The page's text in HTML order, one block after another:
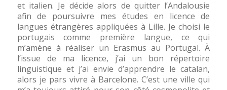
et italien. Je décide alors de quitter l’Andalousie
afin de poursuivre mes études en licence de
langues étrangères appliquées à Lille. Je choisi le
portugais comme première langue, ce qui
m’amène à réaliser un Erasmus au Portugal. À
l’issue de ma licence, j’ai un bon répertoire
linguistique et j’ai envie d’apprendre le catalan,
alors je pars vivre à Barcelone. C’est une ville qui